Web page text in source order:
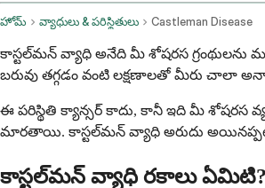
హోమ్ వ్యాధులు & పరిస్థితులు Castleman Disease
కాస్టల్‌మన్ వ్యాధి అనేది మీ శోషరస గ్రంథులను
బరువు తగ్గడం వంటి లక్షణాలతో మీరు చాలా
ఈ పరిస్థితి క్యాన్సర్ కాదు, కానీ ఇది మీ శోషరస
మారతాయి. కాస్టల్‌మన్ వ్యాధి అరుదు
కాస్టల్‌మన్ వ్యాధి రకాలు ఏమిటి?